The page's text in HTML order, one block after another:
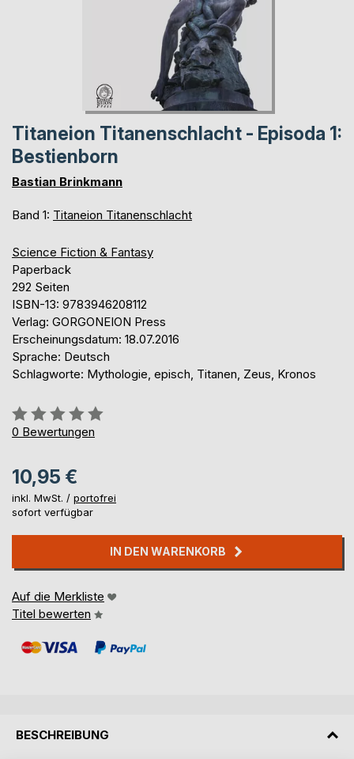
Titaneion Titanenschlacht - Episoda 1:
Bestienborn
Bastian Brinkmann
Band 1: Titaneion Titanenschlacht
Science Fiction & Fantasy
Paperback
292 Seiten
ISBN-13: 9783946208112
Verlag: GORGONEION Press
Erscheinungsdatum: 18.07.2016
Sprache: Deutsch
Schlagworte: Mythologie, episch, Titanen, Zeus, Kronos
Bewertung::
0%
0 Bewertungen
10,95 €
inkl. MwSt. / portofrei
sofort verfügbar
IN DEN WARENKORB
Auf die Merkliste
Titel bewerten
BESCHREIBUNG